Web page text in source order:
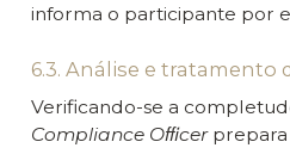
informa o participante por
6.3. Análise e tratamento
Verificando-se a
Compliance Oﬃcerprepara